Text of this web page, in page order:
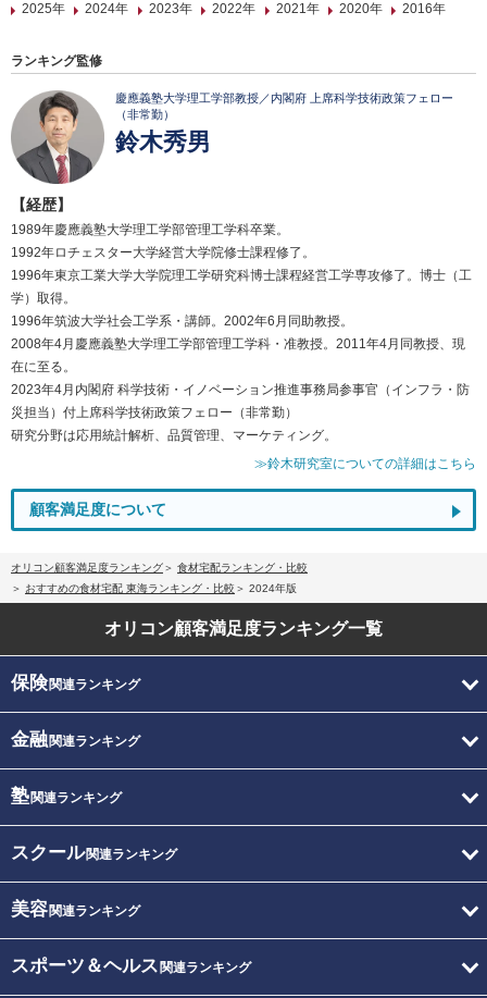
2025年
2024年 2023年 2022年 2021年 2020年 2016年
ランキング監修
慶應義塾大学理工学部教授／内閣府 上席科学技術政策フェロー
（非常勤）
鈴木秀男
【経歴】
1989年慶應義塾大学理工学部管理工学科卒業。
1992年ロチェスター大学経営大学院修士課程修了。
1996年東京工業大学大学院理工学研究科博士課程経営工学専攻修了。博士（工
学）取得。
1996年筑波大学社会工学系・講師。2002年6月同助教授。
2008年4月慶應義塾大学理工学部管理工学科・准教授。2011年4月同教授、現
在に至る。
2023年4月内閣府 科学技術・イノベーション推進事務局参事官（インフラ・防
災担当）付上席科学技術政策フェロー（非常勤）
研究分野は応用統計解析、品質管理、マーケティング。
≫鈴木研究室についての詳細はこちら
顧客満足度について
オリコン顧客満足度ランキング
食材宅配ランキング・比較
おすすめの食材宅配 東海ランキング・比較
2024年版
オリコン顧客満足度ランキング一覧
保険関連ランキング
金融関連ランキング
塾関連ランキング
スクール関連ランキング
美容関連ランキング
スポーツ＆ヘルス 関連ランキング